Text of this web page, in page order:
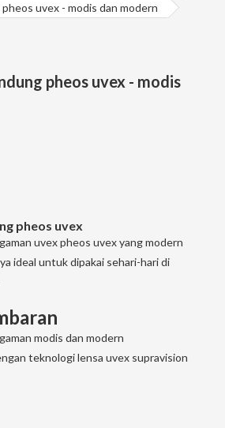
uvex - modis dan modern
pheos uvex - modis
pheos uvex
uvex pheos uvex yang modern
ideal untuk dipakai sehari-hari di
modis dan modern
teknologi lensa uvex supravision